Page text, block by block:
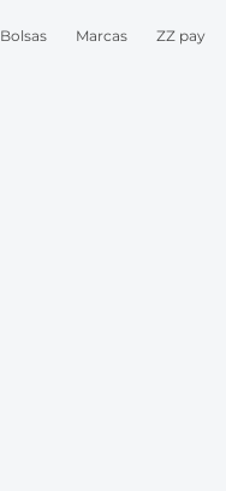
Bolsas Marcas ZZ pay